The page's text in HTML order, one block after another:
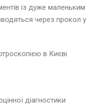
із дуже маленьким
через прокол у
в Києві
діагностики